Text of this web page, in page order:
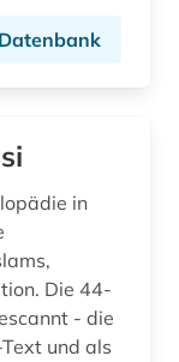
in
44-
- die
und als